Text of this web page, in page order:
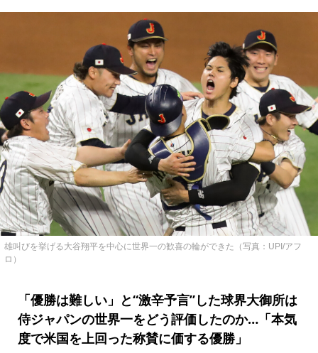
雄叫びを挙げる大谷翔平を中心に世界一の歓喜の輪ができた（写真：UPI/アフ
ロ）
「優勝は難しい」と“激辛予言”した球界大御所は
侍ジャパンの世界一をどう評価したのか…「本気
度で米国を上回った称賛に価する優勝」